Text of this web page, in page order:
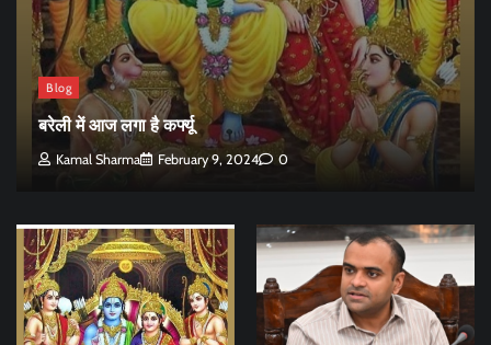
Blog
बरेली में आज लगा है कर्फ्यू
Kamal Sharma February 9, 2024 0